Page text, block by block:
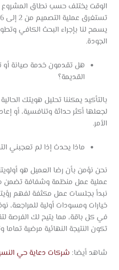
الوقت يختلف حسب نطاق المشروع
يسمح لنا بإجراء البحث الكافي
الجودة.
هل تقدمون خدمة صيانة أو
القديمة؟
بالتأكيد يمكننا تحليل هويتك الحالية
لجعلها أكثر حداثة وتنافسية، أو
الأمر.
ماذا يحدث إذا لم تعجبني
نحن نؤمن بأن رضا العميل هو
عملية عمل منظمة وشفافة تضمن
نبدأ بجلسات عمل مكثفة لفهم
خيارات ومسودات أولية للمراجعة،
في كل باقة، مما يتيح لك الفرصة
تكون النتيجة النهائية مرضية
شاهد أيضا: شركات دعاية حي